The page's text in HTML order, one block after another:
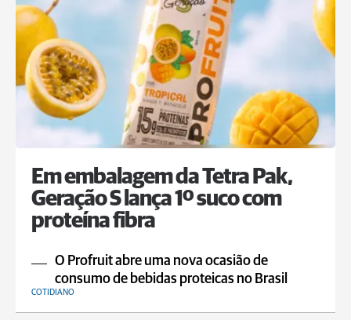
Em embalagem da Tetra Pak,
Geração S lança 1º suco com
proteína fibra
O Profruit abre uma nova ocasião de
consumo de bebidas proteicas no Brasil
COTIDIANO